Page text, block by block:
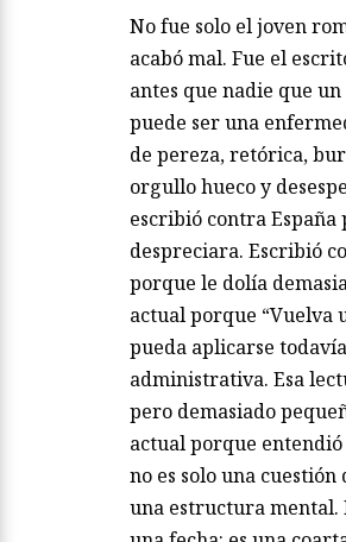
No fue solo el joven
acabó mal. Fue el
antes que nadie que
puede ser una
de pereza, retórica,
orgullo hueco y
escribió contra España
despreciara. Escribió
porque le dolía
actual porque “Vuelva
pueda aplicarse
administrativa. Esa
pero demasiado
actual porque
no es solo una cuestión
una estructura mental.